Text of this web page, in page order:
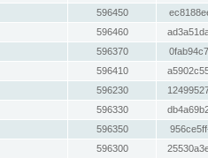
596450
596460
596370
596410
596230
596330
596350
596300